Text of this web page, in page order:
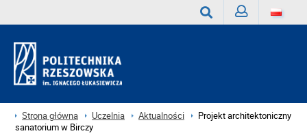
Strona główna Uczelnia Aktualności
Projekt architektoniczny
sanatorium w Birczy